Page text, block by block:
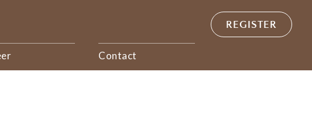
REGISTER
Contact